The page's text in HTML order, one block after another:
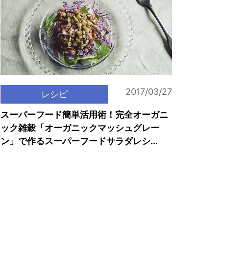
レシピ 2017/03/27
スーパーフード簡単活用術！完全オーガニ
ック雑穀「オーガニックマッシュグレー
ン」で作るスーパーフードサラダレシ...